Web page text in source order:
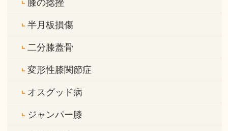
膝の捻挫
半月板損傷
二分膝蓋骨
変形性膝関節症
オスグッド病
ジャンパー膝